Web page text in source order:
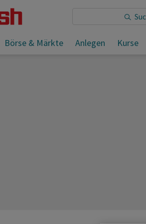
Börse & Märkte Anlegen Kurse